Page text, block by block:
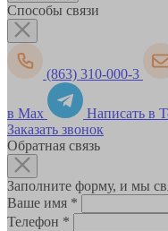
Способы связи
(863) 310-000-3
в Max
Написать в
Заказать звонок
Обратная связь
Заполните форму, и мы
Ваше имя *
Телефон *